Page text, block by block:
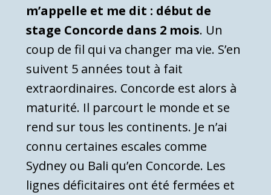
m’appelle et me dit : début de
stage Concorde dans 2 mois. Un
coup de fil qui va changer ma vie. S’en
suivent 5 années tout à fait
extraordinaires. Concorde est alors à
maturité. Il parcourt le monde et se
rend sur tous les continents. Je n’ai
connu certaines escales comme
Sydney ou Bali qu’en Concorde. Les
lignes déficitaires ont été fermées et